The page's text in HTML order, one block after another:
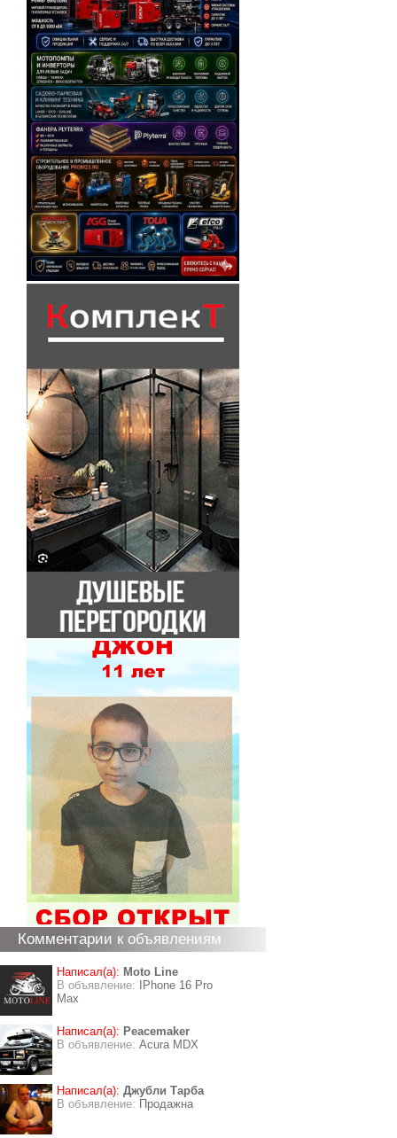
Комментарии к объявлениям
Написал(а): Moto Line
В объявление:
IPhone 16 Pro
Max
Написал(а): Peacemaker
В объявление: Acura MDX
Написал(а): Джубли Тарба
В объявление: Продажна